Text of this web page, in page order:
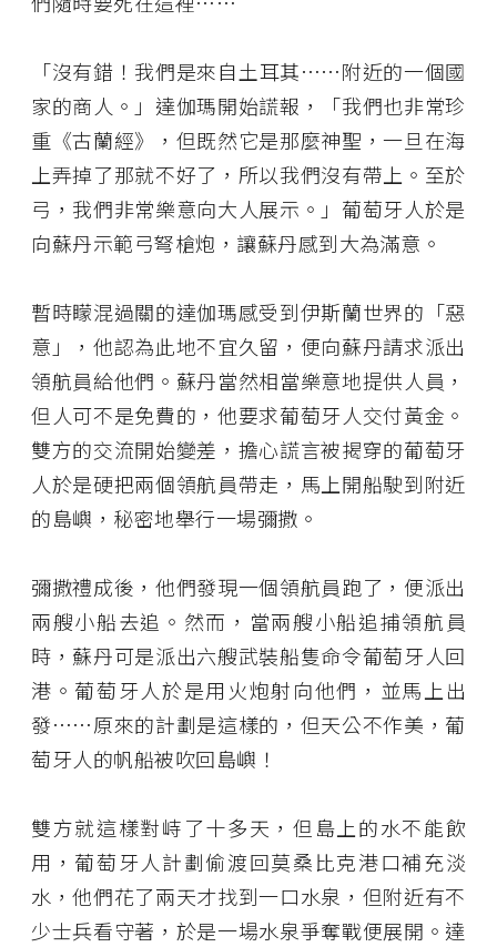
「沒有錯！我們是來自土耳其……附近的一個國
家的商人。」達伽瑪開始謊報，「我們也非常珍
重《古蘭經》，但既然它是那麼神聖，一旦在海
上弄掉了那就不好了，所以我們沒有帶上。至於
弓，我們非常樂意向大人展示。」葡萄牙人於是
向蘇丹示範弓弩槍炮，讓蘇丹感到大為滿意。
暫時矇混過關的達伽瑪感受到伊斯蘭世界的「惡
意」，他認為此地不宜久留，便向蘇丹請求派出
領航員給他們。蘇丹當然相當樂意地提供人員，
但人可不是免費的，他要求葡萄牙人交付黃金。
雙方的交流開始變差，擔心謊言被揭穿的葡萄牙
人於是硬把兩個領航員帶走，馬上開船駛到附近
的島嶼，秘密地舉行一場彌撒。
彌撒禮成後，他們發現一個領航員跑了，便派出
兩艘小船去追。然而，當兩艘小船追捕領航員
時，蘇丹可是派出六艘武裝船隻命令葡萄牙人回
港。葡萄牙人於是用火炮射向他們，並馬上出
發……原來的計劃是這樣的，但天公不作美，葡
萄牙人的帆船被吹回島嶼！
雙方就這樣對峙了十多天，但島上的水不能飲
用，葡萄牙人計劃偷渡回莫桑比克港口補充淡
水，他們花了兩天才找到一口水泉，但附近有不
少士兵看守著，於是一場水泉爭奪戰便展開。達